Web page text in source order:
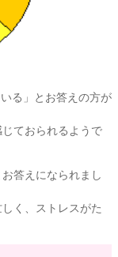
る」とお答えの方が
ておられるようで
答えになられまし
く、ストレスがた